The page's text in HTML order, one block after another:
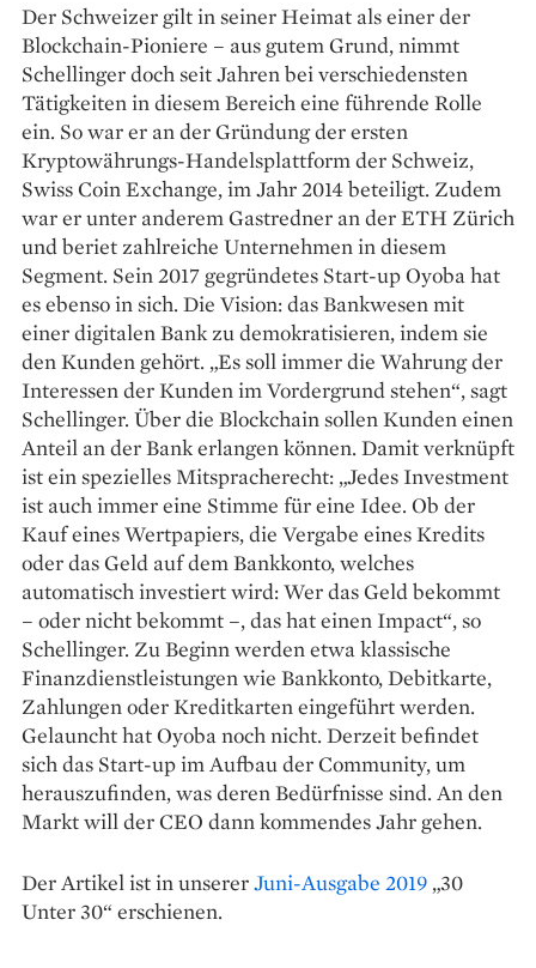
Der Schweizer gilt in seiner Heimat als einer der
Blockchain-Pioniere – aus gutem Grund, nimmt
Schellinger doch seit Jahren bei verschiedensten
Tätigkeiten in diesem Bereich eine führende Rolle
ein. So war er an der Gründung der ersten
Kryptowährungs-Handelsplattform der Schweiz,
Swiss Coin Exchange, im Jahr 2014 beteiligt. Zudem
war er unter anderem Gastredner an der ETH Zürich
und beriet zahlreiche Unternehmen in diesem
Segment. Sein 2017 gegründetes Start-up Oyoba hat
es ebenso in sich. Die Vision: das Bankwesen mit
einer digitalen Bank zu demokratisieren, indem sie
den Kunden gehört. „Es soll immer die Wahrung der
Interessen der Kunden im Vordergrund stehen“, sagt
Schellinger. Über die Blockchain sollen Kunden einen
Anteil an der Bank erlangen können. Damit verknüpft
ist ein spezielles Mitspracherecht: „Jedes Investment
ist auch immer eine Stimme für eine Idee. Ob der
Kauf eines Wertpapiers, die Vergabe eines Kredits
oder das Geld auf dem Bankkonto, welches
automatisch investiert wird: Wer das Geld bekommt
– oder nicht bekommt –, das hat einen Impact“, so
Schellinger. Zu Beginn werden etwa klassische
Finanzdienstleistungen wie Bankkonto, Debitkarte,
Zahlungen oder Kreditkarten eingeführt werden.
Gelauncht hat Oyoba noch nicht. Derzeit befindet
sich das Start-up im Aufbau der Community, um
herauszufinden, was deren Bedürfnisse sind. An den
Markt will der CEO dann kommendes Jahr gehen.
Der Artikel ist in unsererJuni-Ausgabe 2019 „30
Unter 30“ erschienen.